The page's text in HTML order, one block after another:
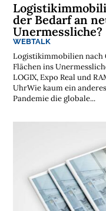
der Bedarf an
Unermessliche?
WEBTALK
Logistikimmobilien nach
Flächen ins
LOGIX, Expo Real und
UhrWie kaum ein
Pandemie die globale...